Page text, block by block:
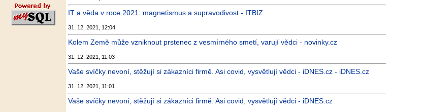
IT a věda v roce 2021: magnetismus a supravodivost - ITBIZ
31. 12. 2021, 12:04
Kolem Země může vzniknout prstenec z vesmírného smetí, varují vědci - novinky.cz
31. 12. 2021, 11:03
Vaše svíčky nevoní, stěžují si zákazníci firmě. Asi covid, vysvětlují vědci - iDNES.cz - iDNES.cz
31. 12. 2021, 11:01
Vaše svíčky nevoní, stěžují si zákazníci firmě. Asi covid, vysvětlují vědci - iDNES.cz